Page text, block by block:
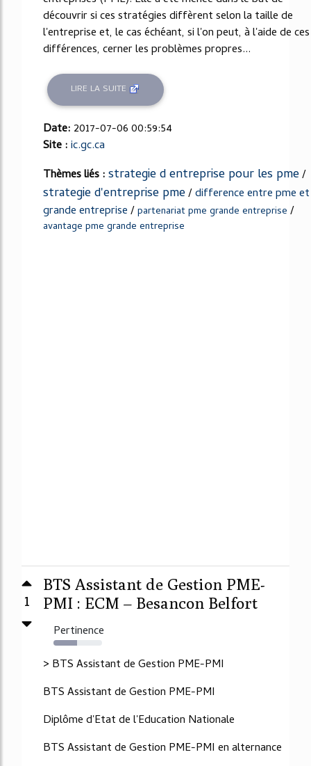
découvrir si ces stratégies diffèrent selon la taille de
l'entreprise et, le cas échéant, si l'on peut, à l'aide de ces
différences, cerner les problèmes propres...
LIRE LA SUITE
Date: 2017-07-06 00:59:54
Site :ic.gc.ca
Thèmes liés :strategie d entreprise pour les pme/
strategie d'entreprise pme/difference entre pme et
grande entreprise/partenariat pme grande entreprise /
avantage pme grande entreprise
1
BTS Assistant de Gestion PME-
PMI : ECM – Besancon Belfort
Pertinence
49%
> BTS Assistant de Gestion PME-PMI
BTS Assistant de Gestion PME-PMI
Diplôme d'Etat de l'Education Nationale
BTS Assistant de Gestion PME-PMI en alternance